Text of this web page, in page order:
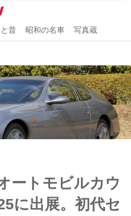
昔 昭和の名車 写真蔵
ートモビルカウ
に出展。初代セ